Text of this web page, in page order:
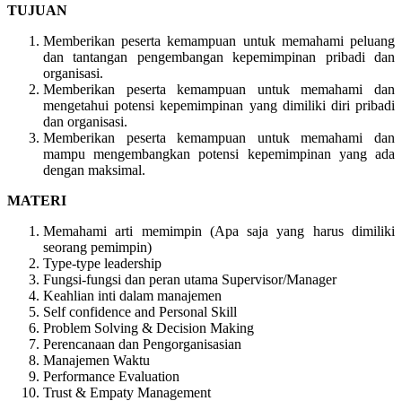
TUJUAN
Memberikan peserta kemampuan untuk memahami peluang
dan tantangan pengembangan kepemimpinan pribadi dan
organisasi.
Memberikan peserta kemampuan untuk memahami dan
mengetahui potensi kepemimpinan yang dimiliki diri pribadi
dan organisasi.
Memberikan peserta kemampuan untuk memahami dan
mampu mengembangkan potensi kepemimpinan yang ada
dengan maksimal.
MATERI
Memahami arti memimpin (Apa saja yang harus dimiliki
seorang pemimpin)
Type-type leadership
Fungsi-fungsi dan peran utama Supervisor/Manager
Keahlian inti dalam manajemen
Self confidence and Personal Skill
Problem Solving & Decision Making
Perencanaan dan Pengorganisasian
Manajemen Waktu
Performance Evaluation
Trust & Empaty Management